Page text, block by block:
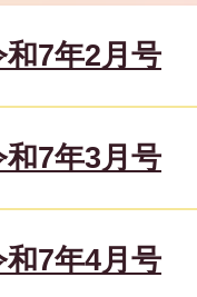
7年2月号
7年3月号
7年4月号